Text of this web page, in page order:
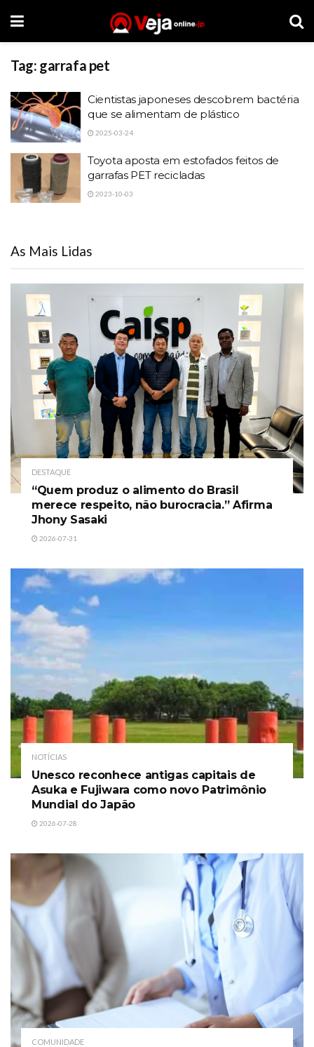
Tag: garrafa pet
Cientistas japoneses descobrem bactéria
que se alimentam de plástico
2025-03-24
Toyota aposta em estofados feitos de
garrafas PET recicladas
2023-10-03
As Mais Lidas
DESTAQUE
“Quem produz o alimento do Brasil
merece respeito, não burocracia.” Afirma
Jhony Sasaki
2026-07-31
NOTÍCIAS
Unesco reconhece antigas capitais de
Asuka e Fujiwara como novo Patrimônio
Mundial do Japão
2026-07-28
COMUNIDADE